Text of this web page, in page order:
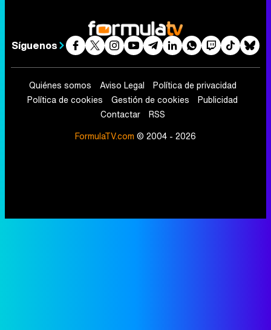
Síguenos
Quiénes somos Aviso Legal
Política de privacidad
Política de cookies
Gestión de cookies
Publicidad
Contactar
RSS
FormulaTV.com © 2004 - 2026